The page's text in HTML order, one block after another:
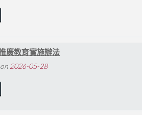
廣教育實施辦法
2026-05-28